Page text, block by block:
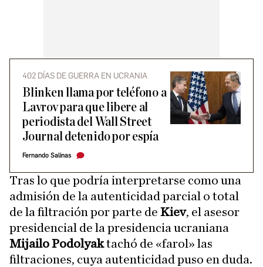
402 DÍAS DE GUERRA EN UCRANIA
Blinken llama por teléfono a
Lavrov para que libere al
periodista del Wall Street
Journal detenido por espía
Fernando Salinas
Tras lo que podría interpretarse como una
admisión de la autenticidad parcial o total
de la filtración por parte de Kiev, el asesor
presidencial de la presidencia ucraniana
Mijailo Podolyaktachó de «farol» las
filtraciones, cuya autenticidad puso en duda.